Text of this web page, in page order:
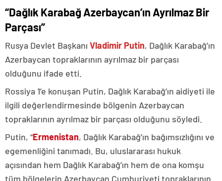
“Dağlık Karabağ Azerbaycan’ın Ayrılmaz Bir
Parçası”
Rusya Devlet Başkanı Vladimir Putin, Dağlık Karabağ’ın
Azerbaycan topraklarının ayrılmaz bir parçası
olduğunu ifade etti.
Rossiya 1’e konuşan Putin, Dağlık Karabağ’ın aidiyeti ile
ilgili değerlendirmesinde bölgenin Azerbaycan
topraklarının ayrılmaz bir parçası olduğunu söyledi.
Putin, “Ermenistan, Dağlık Karabağ’ın bağımsızlığını ve
egemenliğini tanımadı. Bu, uluslararası hukuk
açısından hem Dağlık Karabağ’ın hem de ona komşu
tüm bölgelerin Azerbaycan Cumhuriyeti topraklarının